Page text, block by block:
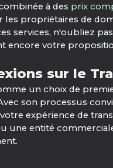
à des prix
propriétaires de
services, n'oubliez
encore votre
sur le
un choix de
son processus
expérience de
une entité